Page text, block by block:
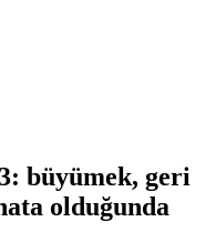
büyümek, geri
olduğunda